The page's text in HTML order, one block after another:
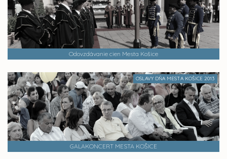
Odovzdávanie cien Mesta Košice
OSLAVY DŇA MESTA KOŠICE 2013
GALAKONCERT MESTA KOŠICE